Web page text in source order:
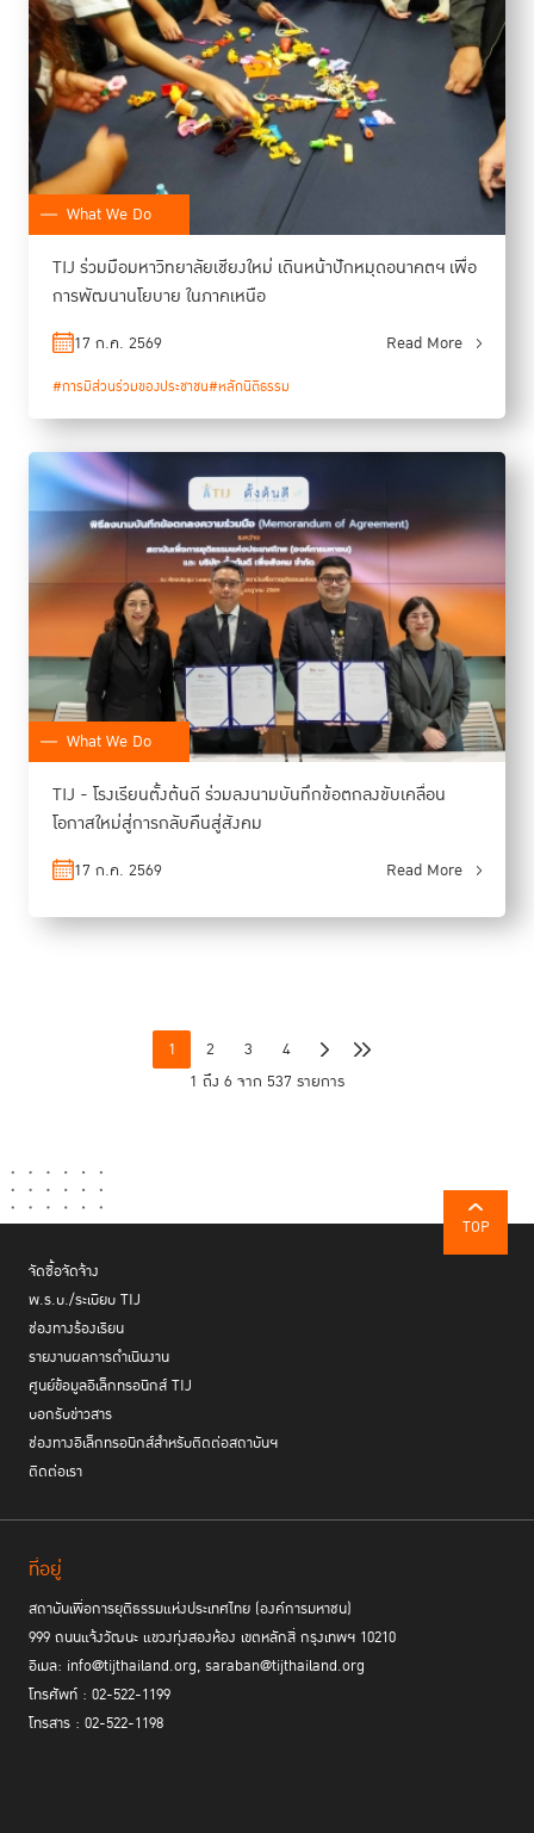
What We Do
TIJ ร่วมมือมหาวิทยาลัยเชียงใหม่ เดินหน้าปักหมุดอนาคตฯ เพื่อ
การพัฒนานโยบาย ในภาคเหนือ
17 ก.ค. 2569 Read More
#การมีส่วนร่วมของประชาชน#หลักนิติธรรม
What We Do
TIJ - โรงเรียนตั้งต้นดี ร่วมลงนามบันทึกข้อตกลงขับเคลื่อน
โอกาสใหม่สู่การกลับคืนสู่สังคม
17 ก.ค. 2569 Read More
1 2 3
4
1 ถึง 6 จาก 537 รายการ
TOP
จัดซื้อจัดจ้าง
พ.ร.บ./ระเบียบ TIJ
ช่องทางร้องเรียน
รายงานผลการดำเนินงาน
ศูนย์ข้อมูลอิเล็กทรอนิกส์ TIJ
บอกรับข่าวสาร
ช่องทางอิเล็กทรอนิกส์สำหรับติดต่อสถาบันฯ
ติดต่อเรา
ที่อยู่
สถาบันเพื่อการยุติธรรมแห่งประเทศไทย (องค์การมหาชน)
999 ถนนแจ้งวัฒนะ แขวงทุ่งสองห้อง เขตหลักสี่ กรุงเทพฯ 10210
อีเมล: info@tijthailand.org, saraban@tijthailand.org
โทรศัพท์ : 02-522-1199
โทรสาร : 02-522-1198